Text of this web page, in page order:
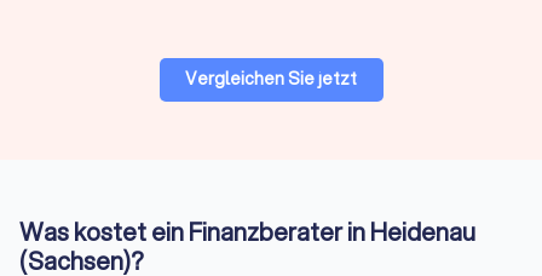
um auch komplexe Situationen mit dem passenden Partner
Vergleichen Sie jetzt
Was kostet ein Finanzberater in Heidenau
(Sachsen)?